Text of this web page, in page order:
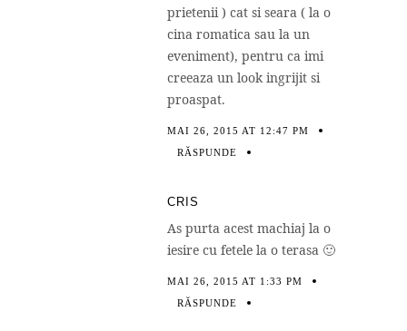
prietenii ) cat si seara ( la o
cina romatica sau la un
eveniment), pentru ca imi
creeaza un look ingrijit si
proaspat.
MAI 26, 2015 AT 12:47 PM
RĂSPUNDE
CRIS
As purta acest machiaj la o
iesire cu fetele la o terasa 🙂
MAI 26, 2015 AT 1:33 PM
RĂSPUNDE